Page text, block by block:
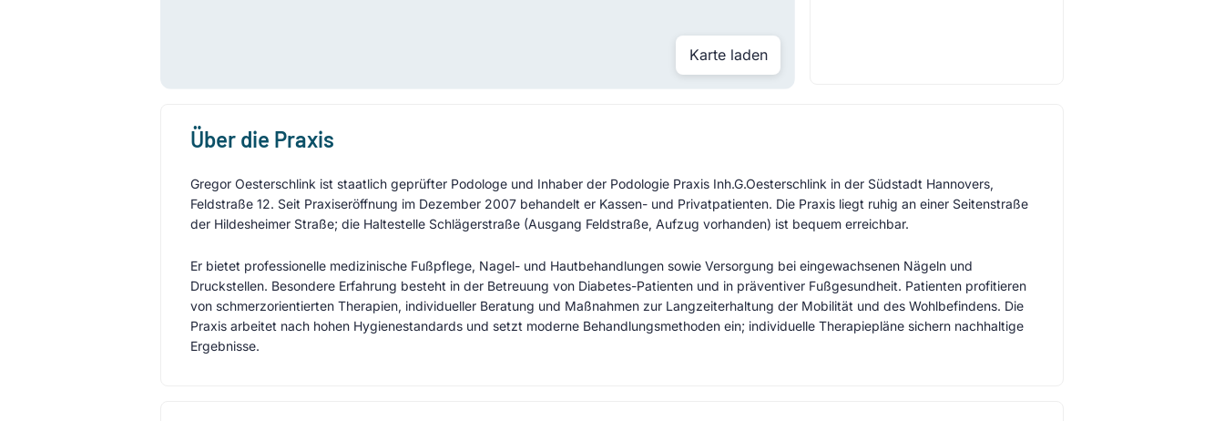
Karte laden
Über die Praxis
Gregor Oesterschlink ist staatlich geprüfter Podologe und Inhaber der Podologie Praxis Inh.G.Oesterschlink in der Südstadt Hannovers,
Feldstraße 12. Seit Praxiseröffnung im Dezember 2007 behandelt er Kassen- und Privatpatienten. Die Praxis liegt ruhig an einer Seitenstraße
der Hildesheimer Straße; die Haltestelle Schlägerstraße (Ausgang Feldstraße, Aufzug vorhanden) ist bequem erreichbar.
Er bietet professionelle medizinische Fußpflege, Nagel- und Hautbehandlungen sowie Versorgung bei eingewachsenen Nägeln und
Druckstellen. Besondere Erfahrung besteht in der Betreuung von Diabetes-Patienten und in präventiver Fußgesundheit. Patienten profitieren
von schmerzorientierten Therapien, individueller Beratung und Maßnahmen zur Langzeiterhaltung der Mobilität und des Wohlbefindens. Die
Praxis arbeitet nach hohen Hygienestandards und setzt moderne Behandlungsmethoden ein; individuelle Therapiepläne sichern nachhaltige
Ergebnisse.